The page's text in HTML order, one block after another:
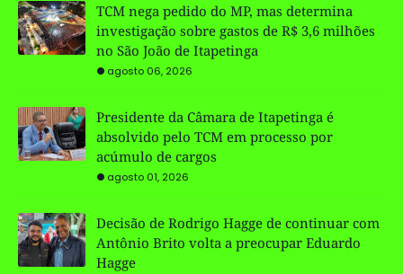
TCM nega pedido do MP, mas determina
investigação sobre gastos de R$ 3,6 milhões
no São João de Itapetinga
agosto 06, 2026
Presidente da Câmara de Itapetinga é
absolvido pelo TCM em processo por
acúmulo de cargos
agosto 01, 2026
Decisão de Rodrigo Hagge de continuar com
Antônio Brito volta a preocupar Eduardo
Hagge